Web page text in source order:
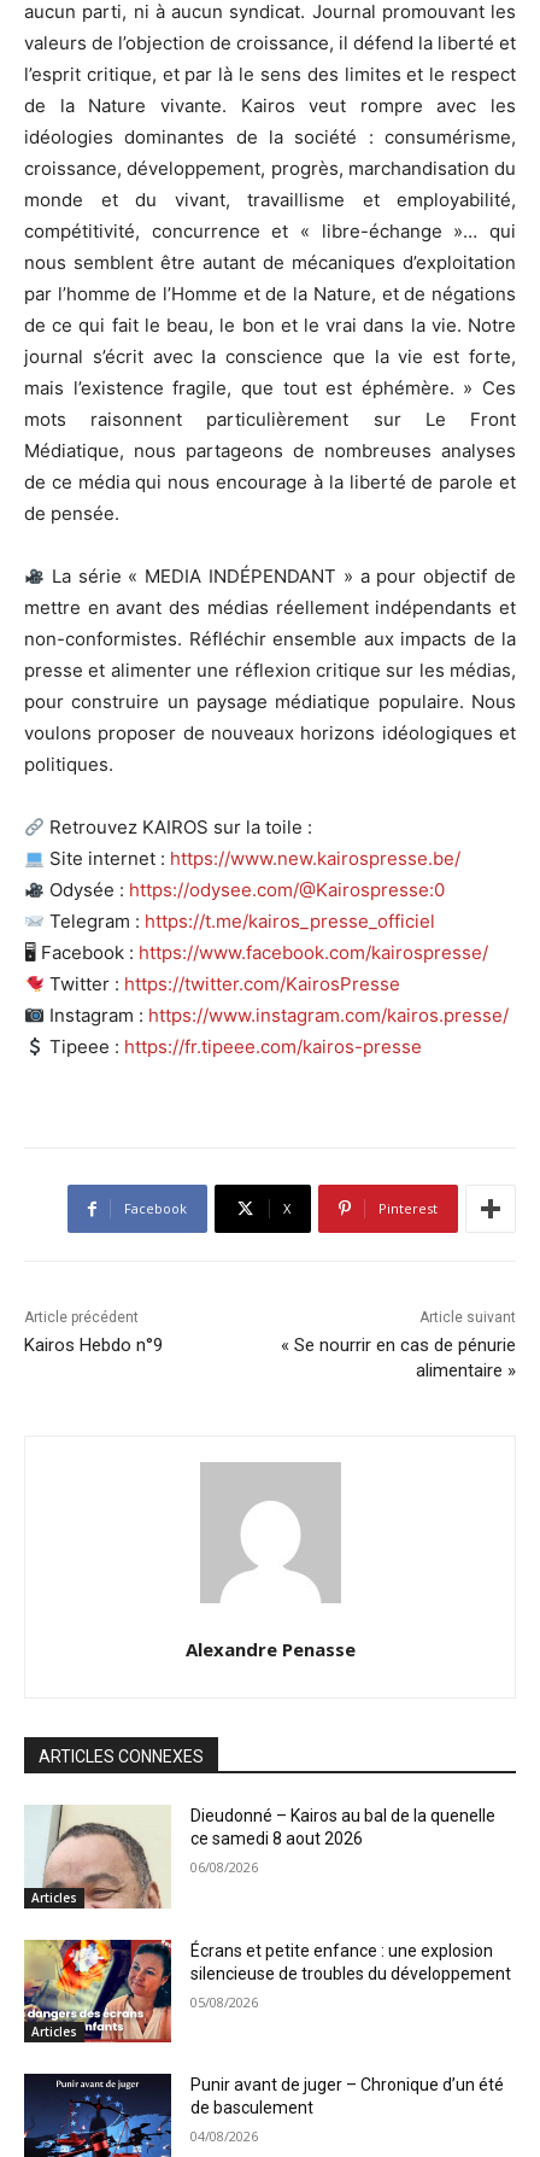
aucun parti, ni à aucun syndicat. Journal promouvant les
valeurs de l’objection de croissance, il défend la liberté et
l’esprit critique, et par là le sens des limites et le respect
de la Nature vivante. Kairos veut rompre avec les
idéologies dominantes de la société : consumérisme,
croissance, développement, progrès, marchandisation du
monde et du vivant, travaillisme et employabilité,
compétitivité, concurrence et « libre-échange »… qui
nous semblent être autant de mécaniques d’exploitation
par l’homme de l’Homme et de la Nature, et de négations
de ce qui fait le beau, le bon et le vrai dans la vie. Notre
journal s’écrit avec la conscience que la vie est forte,
mais l’existence fragile, que tout est éphémère. » Ces
mots raisonnent particulièrement sur Le Front
Médiatique, nous partageons de nombreuses analyses
de ce média qui nous encourage à la liberté de parole et
de pensée.
La série « MEDIA INDÉPENDANT » a pour objectif de
mettre en avant des médias réellement indépendants et
non-conformistes. Réfléchir ensemble aux impacts de la
presse et alimenter une réflexion critique sur les médias,
pour construire un paysage médiatique populaire. Nous
voulons proposer de nouveaux horizons idéologiques et
politiques.
Retrouvez KAIROS sur la toile :
Site internet : https://www.new.kairospresse.be/
Odysée : https://odysee.com/@Kairospresse:0
Telegram : https://t.me/kairos_presse_officiel
🖥 Facebook : https://www.facebook.com/kairospresse/
Twitter : https://twitter.com/KairosPresse
Instagram : https://www.instagram.com/kairos.presse/
Tipeee : https://fr.tipeee.com/kairos-presse
Facebook X Pinterest
Article précédent
Kairos Hebdo n°9
Article suivant
« Se nourrir en cas de pénurie
alimentaire »
Alexandre Penasse
ARTICLES CONNEXES
Articles
Dieudonné – Kairos au bal de la quenelle
ce samedi 8 aout 2026
06/08/2026
Articles
Écrans et petite enfance : une explosion
silencieuse de troubles du développement
05/08/2026
Punir avant de juger – Chronique d’un été
de basculement
04/08/2026